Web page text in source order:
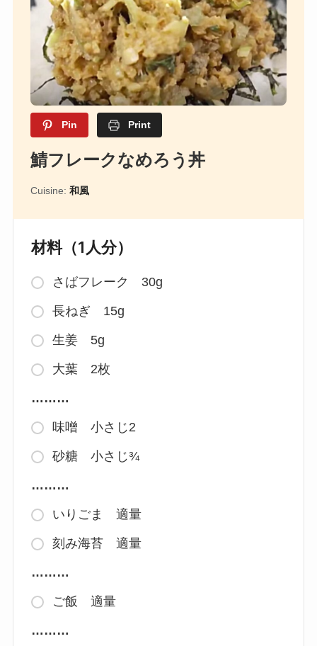
Pin Print
鯖フレークなめろう丼
Cuisine: 和風
材料（1人分）
さばフレーク 30g
長ねぎ 15g
生姜 5g
大葉 2枚
………
味噌 小さじ2
砂糖 小さじ¾
………
いりごま 適量
刻み海苔 適量
………
ご飯 適量
………